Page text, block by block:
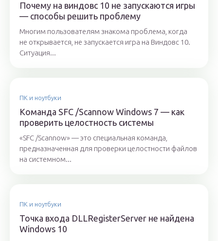
Почему на виндовс 10 не запускаются игры
— способы решить проблему
Многим пользователям знакома проблема, когда
не открывается, не запускается игра на Виндовс 10.
Ситуация...
ПК и ноутбуки
Команда SFC /Scannow Windows 7 — как
проверить целостность системы
«SFC /Scannow» — это специальная команда,
предназначенная для проверки целостности файлов
на системном...
ПК и ноутбуки
Точка входа DLLRegisterServer не найдена
Windows 10